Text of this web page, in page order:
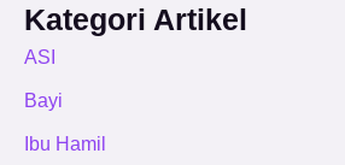
Kategori Artikel
ASI
Bayi
Ibu Hamil